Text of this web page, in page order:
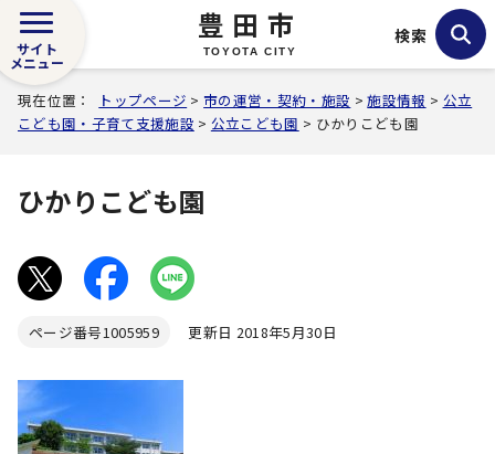
豊田市
TOYOTA CITY
サイト
メニュー
検索
現在位置： トップページ >市の運営・契約・施設 >施設情報 > 公立
こども園・子育て支援施設 > 公立こども園 > ひかりこども園
ひかりこども園
ページ番号1005959 更新日 2018年5月30日